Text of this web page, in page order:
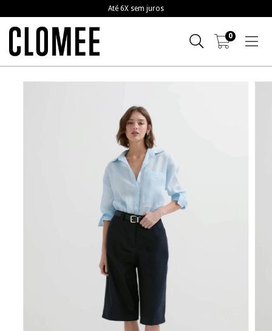
Até 6X sem juros
0